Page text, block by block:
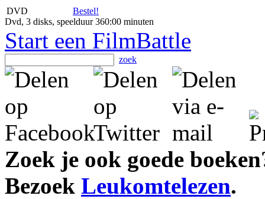
DVD
Bestel!
Dvd, 3 disks, speelduur 360:00 minuten
Start een FilmBattle
zoek
Zoek je ook goede
Bezoek Leukomtelezen.